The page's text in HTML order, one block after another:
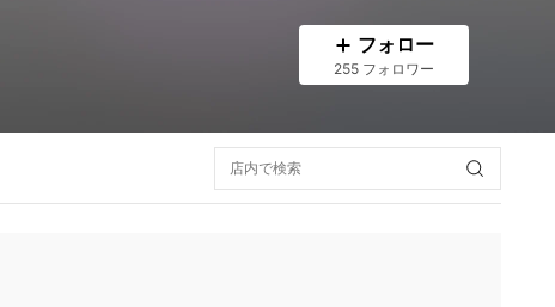
フォロー
255 フォロワー